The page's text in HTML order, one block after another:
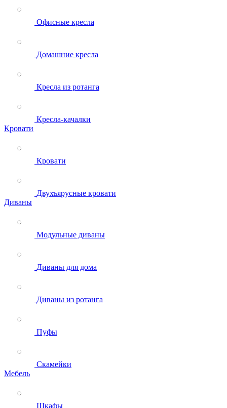
Офисные кресла
Домашние кресла
Кресла из ротанга
Кресла-качалки
Кровати
Кровати
Двухъярусные кровати
Диваны
Модульные диваны
Диваны для дома
Диваны из ротанга
Пуфы
Скамейки
Мебель
Шкафы